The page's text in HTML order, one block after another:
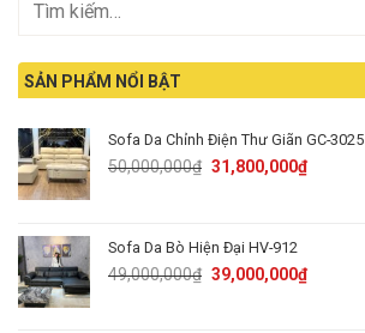
SẢN PHẨM NỔI BẬT
Sofa Da Chỉnh Điện Thư Giãn GC-3025
50,000,000₫ Original
31,800,000₫Current
Sofa Da Bò Hiện Đại HV-912
49,000,000₫ Original
39,000,000₫Current